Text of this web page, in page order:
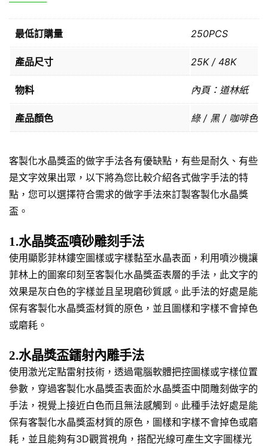
最低訂購量 250PCS
產品尺寸 25K / 48K
物料 內頁：道林紙
產品顏色 綠 / 黑 / 咖啡色
客製化水晶獎盃的做字手法各有優缺點，有些是耐久、有些
是文字效果出眾，以下將為您比較介紹各式做字手法的特
點，您可以選擇符合需求的做字手法來訂製客製化水晶獎
盃。
1.水晶獎盃噴砂雕刻手法
使用顯影菲林鏤空圖樣或字樣黏至水晶表面，利用噴沙機讓
菲林上的圖案印刻至客製化水晶獎盃表層的手法，此文字的
效果是灰白色的字樣並且呈現磨砂質感。此手法的好處是能
保有客製化水晶獎盃材質的原色，並且圖樣和字樣不會掉色
或磨耗。
2.水晶獎盃鐳射內雕手法
使用激光定點雷射技術，透過電腦軟體把控圖樣或字樣位置
參數，穿過客製化水晶獎盃表面於水晶獎盃中間雕刻做字的
手法，視覺上接近白色而且無法感觸到。此種手法好處是能
保有客製化水晶獎盃材質的原色，圖樣和字樣不會掉色或磨
耗，並且能夠有3D觀賞視角，搭配光線可產生文字圖樣光